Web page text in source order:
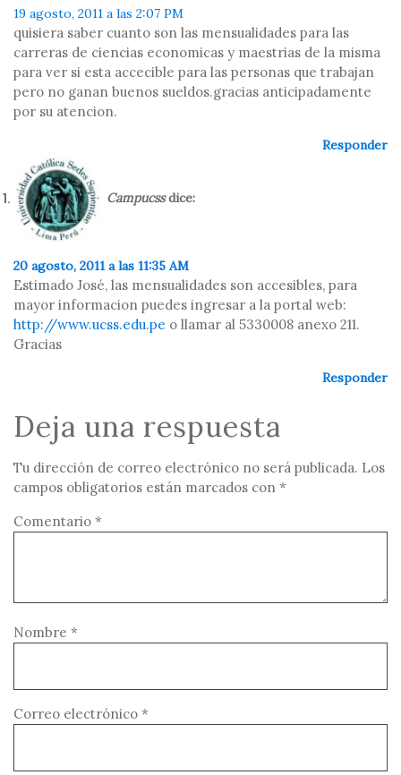
19 agosto, 2011 a las 2:07 PM
quisiera saber cuanto son las mensualidades para las
carreras de ciencias economicas y maestrias de la misma
para ver si esta accecible para las personas que trabajan
pero no ganan buenos sueldos.gracias anticipadamente
por su atencion.
Responder
Campucss dice:
20 agosto, 2011 a las 11:35 AM
Estimado José, las mensualidades son accesibles, para
mayor informacion puedes ingresar a la portal web:
http://www.ucss.edu.pe o llamar al 5330008 anexo 211.
Gracias
Responder
Deja una respuesta
Tu dirección de correo electrónico no será publicada. Los
campos obligatorios están marcados con *
Comentario *
Nombre *
Correo electrónico *